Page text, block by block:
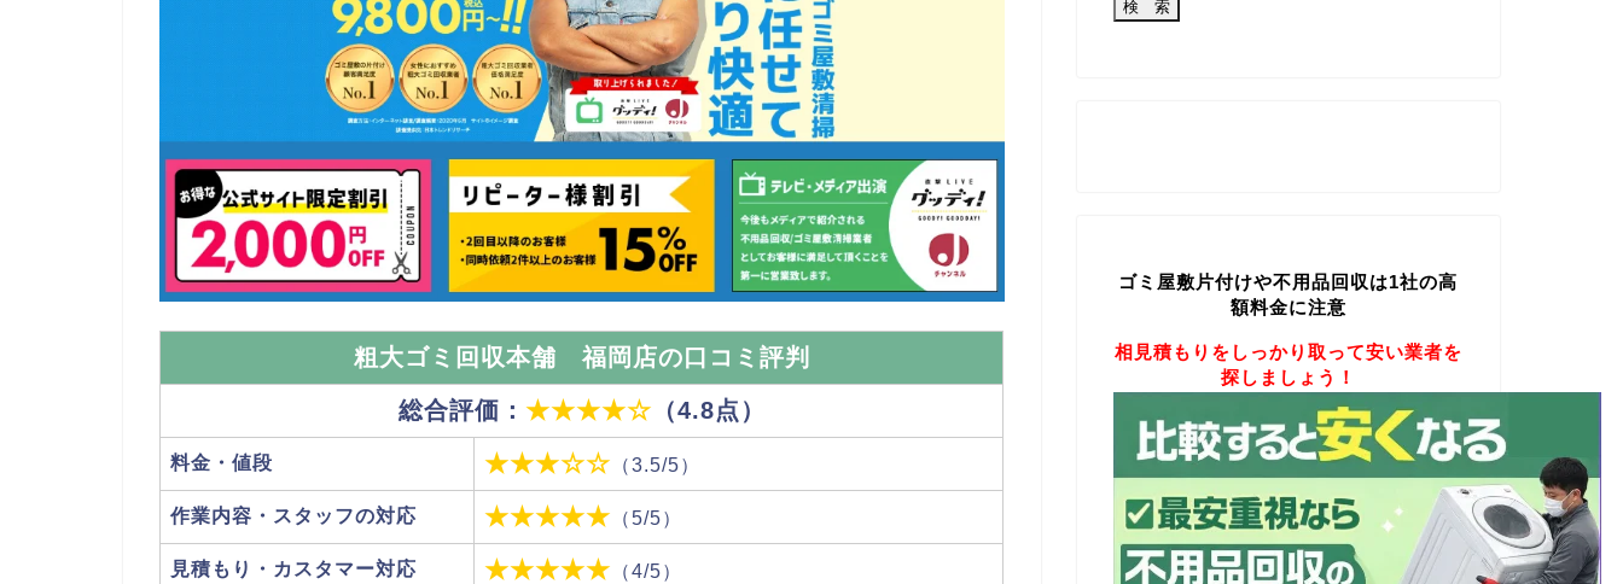
粗大ゴミ回収本舗 福岡店の口コミ評判
総合評価： ★★★★☆ （4.8点）
料金・値段 ★★★☆☆ （3.5/5）
作業内容・スタッフの対応 ★★★★★ （5/5）
見積もり・カスタマー対応 ★★★★★ （4/5）
ゴミ屋敷片付けや不用品回収は1社の高
額料金に注意
相見積もりをしっかり取って安い業者を
探しましょう！